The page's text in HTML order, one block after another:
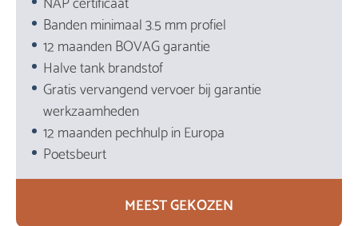
Banden minimaal 3.5 mm profiel
12 maanden BOVAG garantie
Halve tank brandstof
Gratis vervangend vervoer bij garantie
werkzaamheden
12 maanden pechhulp in Europa
Poetsbeurt
MEEST GEKOZEN